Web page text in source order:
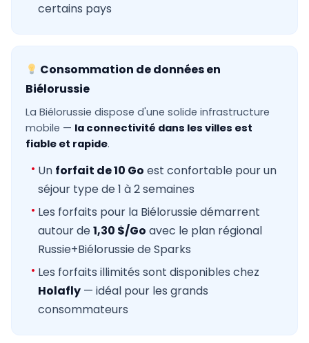
certains pays
Consommation de données en
Biélorussie
La Biélorussie dispose d'une solide infrastructure
mobile — la connectivité dans les villes est
fiable et rapide.
Un forfait de 10 Go est confortable pour un
séjour type de 1 à 2 semaines
Les forfaits pour la Biélorussie démarrent
autour de1,30 $/Go avec le plan régional
Russie+Biélorussie de Sparks
Les forfaits illimités sont disponibles chez
Holafly — idéal pour les grands
consommateurs